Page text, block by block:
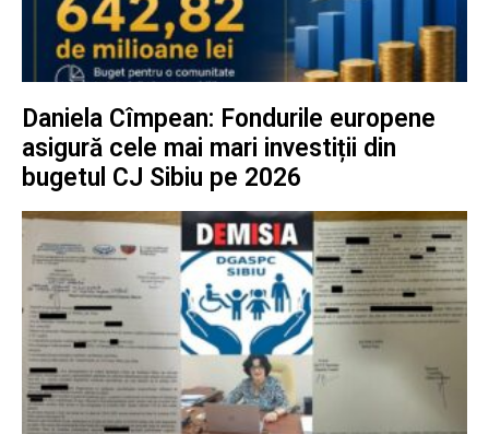
Daniela Cîmpean: Fondurile europene
asigură cele mai mari investiții din
bugetul CJ Sibiu pe 2026